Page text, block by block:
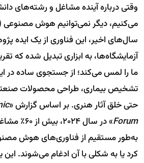
وقتی درباره آینده مشاغل و رشته‌های
می‌کنیم، دیگر نمی‌توانیم هوش مصنوعی
سال‌های اخیر، این فناوری از یک ایده
آزمایشگاه‌ها، به ابزاری تبدیل شده که
ما را لمس می‌کند؛ از جستجوی ساده در
تشخیص بیماری، طراحی محصولات
حتی خلق آثار هنری. بر اساس گزارش «
Forum
» در سال
به‌طور مستقیم از فناوری‌های هوش
کرد یا به شکلی با آن ادغام می‌شوند. این